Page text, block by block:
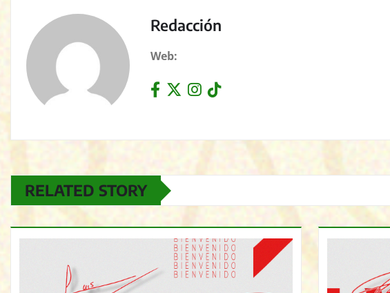
Redacción
Web:
RELATED STORY